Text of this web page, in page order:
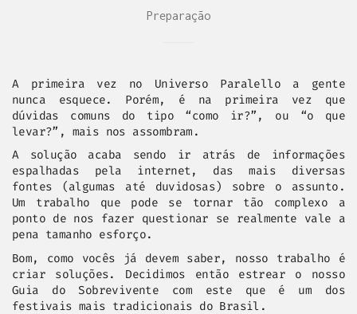
Preparação
A primeira vez no Universo Paralello a gente
nunca esquece. Porém, é na primeira vez que
dúvidas comuns do tipo “como ir?”, ou “o que
levar?”, mais nos assombram.
A solução acaba sendo ir atrás de informações
espalhadas pela internet, das mais diversas
fontes (algumas até duvidosas) sobre o assunto.
Um trabalho que pode se tornar tão complexo a
ponto de nos fazer questionar se realmente vale a
pena tamanho esforço.
Bom, como vocês já devem saber, nosso trabalho é
criar soluções. Decidimos então estrear o nosso
Guia do Sobrevivente com este que é um dos
festivais mais tradicionais do Brasil.